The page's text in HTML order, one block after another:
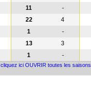
11 -
22 4
1 -
13 3
1 -
cliquez ici OUVRIR toutes les saisons